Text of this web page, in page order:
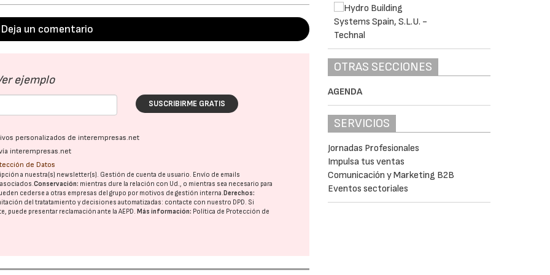
Deja un comentario
ejemplo
SUSCRIBIRME GRATIS
personalizados de interempresas.net
interempresas.net
de Datos
a nuestra(s) newsletter(s). Gestión de cuenta de usuario. Envío de emails
Conservación: mientras dure la relación con Ud., o mientras sea necesario para
cederse a otras empresas del grupo por motivos de gestión interna.Derechos:
del tratatamiento y decisiones automatizadas: contacte con nuestro DPD. Si
puede presentar reclamación ante laAEPD.Más información: Política de Protección de
OTRAS SECCIONES
AGENDA
SERVICIOS
Jornadas Profesionales
Impulsa tus ventas
Comunicación y Marketing B2B
Eventos sectoriales